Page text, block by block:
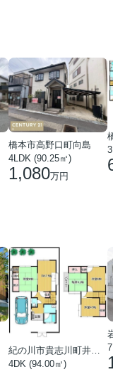
橋本市高野口町向島
4LDK (90.25㎡)
1,080万円
4DK (94.00㎡)